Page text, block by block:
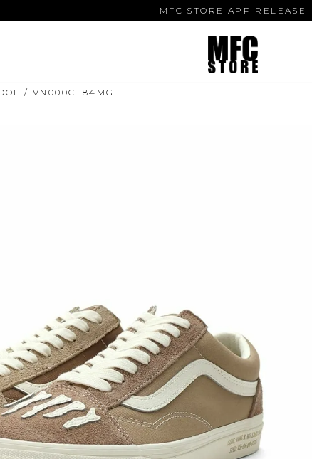
MFC STORE APP RELEASE
/ VN000CT84MG